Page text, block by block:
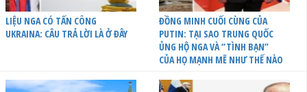
LIỆU NGA CÓ TẤN CÔNG
UKRAINA: CÂU TRẢ LỜI LÀ Ở ĐÂY
ĐỒNG MINH CUỐI CÙNG CỦA
PUTIN: TẠI SAO TRUNG QUỐC
ỦNG HỘ NGA VÀ “TÌNH BẠN”
CỦA HỌ MẠNH MẼ NHƯ THẾ NÀO